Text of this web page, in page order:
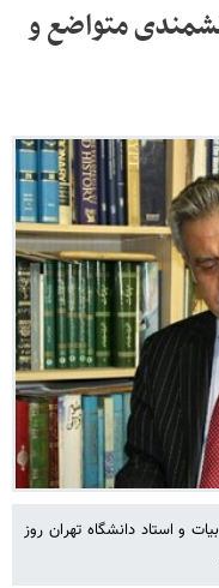
متواضع و
و استاد دانشگاه تهران روز